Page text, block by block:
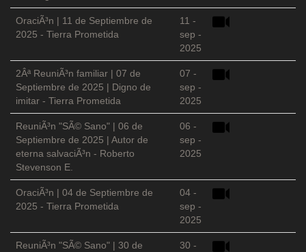
OraciÃ³n | 11 de Septiembre de
2025 - Tierra Prometida
11 -
sep -
2025
2Âª ReuniÃ³n familiar | 07 de
Septiembre de 2025 | Digno de
imitar - Tierra Prometida
07 -
sep -
2025
ReuniÃ³n "SÃ© Sano" | 06 de
Septiembre de 2025 | Autor de
eterna salvaciÃ³n - Roberto
Stevenson E.
06 -
sep -
2025
OraciÃ³n | 04 de Septiembre de
2025 - Tierra Prometida
04 -
sep -
2025
ReuniÃ³n "SÃ© Sano" | 30 de
30 -